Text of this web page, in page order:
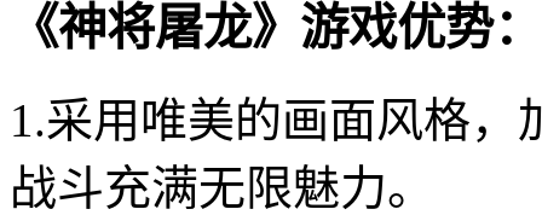
《神将屠龙》游戏优势：
1.采用唯美的画面风格
战斗充满无限魅力。